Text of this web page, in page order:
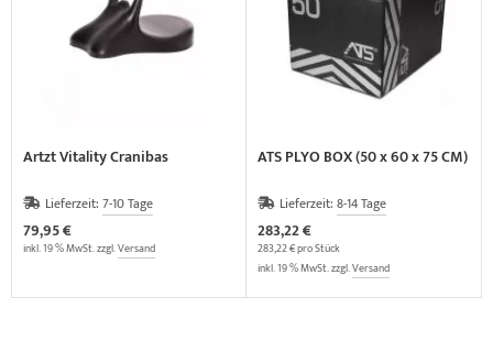
Artzt Vitality Cranibas
Lieferzeit: 7-10 Tage
79,95 €
inkl. 19 % MwSt. zzgl.Versand
ATS PLYO BOX (50 x 60 x 75 CM)
Lieferzeit: 8-14 Tage
283,22 €
283,22 € pro Stück
inkl. 19 % MwSt. zzgl.Versand